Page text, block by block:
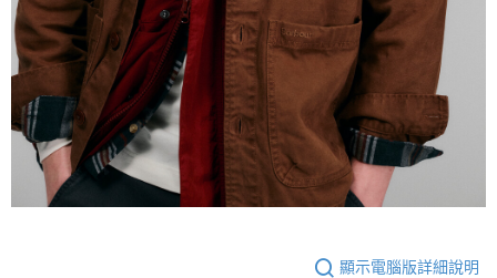
顯示電腦版詳細說明